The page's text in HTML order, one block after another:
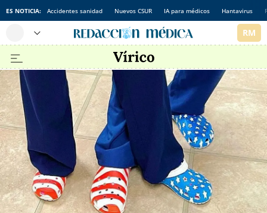
ES NOTICIA: Accidentes sanidad Nuevos CSUR IA para médicos Hantavirus